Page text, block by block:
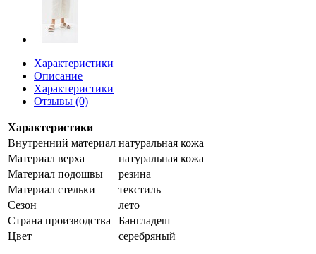
Характеристики
Описание
Характеристики
Отзывы (0)
Характеристики
Внутренний материал натуральная кожа
Материал верха
натуральная кожа
Материал подошвы
резина
Материал стельки
текстиль
Сезон
лето
Страна производства
Бангладеш
Цвет
серебряный